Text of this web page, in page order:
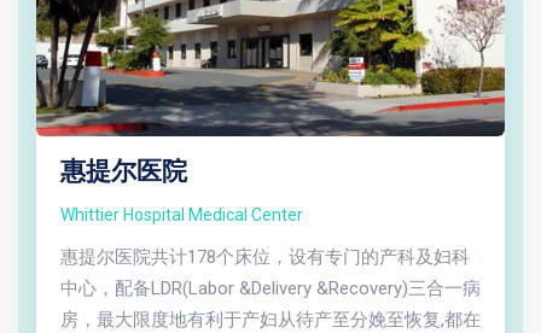
惠提尔医院
Whittier Hospital Medical Center
惠提尔医院共计178个床位，设有专门的产科及妇科
中心，配备LDR(Labor &Delivery &Recovery)三合一病
房，最大限度地有利于产妇从待产至分娩至恢复,都在